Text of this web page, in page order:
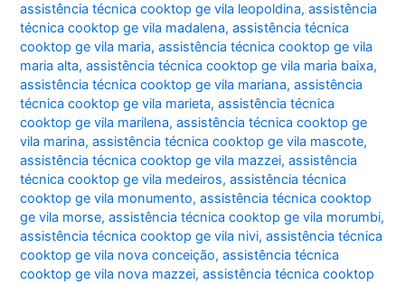
assistência técnica cooktop ge vila leopoldina,assistência
técnica cooktop ge vila madalena,assistência técnica
cooktop ge vila maria,assistência técnica cooktop ge vila
maria alta,assistência técnica cooktop ge vila maria baixa,
assistência técnica cooktop ge vila mariana,assistência
técnica cooktop ge vila marieta,assistência técnica
cooktop ge vila marilena,assistência técnica cooktop ge
vila marina,assistência técnica cooktop ge vila mascote,
assistência técnica cooktop ge vila mazzei,assistência
técnica cooktop ge vila medeiros,assistência técnica
cooktop ge vila monumento,assistência técnica cooktop
ge vila morse,assistência técnica cooktop ge vila morumbi,
assistência técnica cooktop ge vila nivi,assistência técnica
cooktop ge vila nova conceição,assistência técnica
cooktop ge vila nova mazzei,assistência técnica cooktop